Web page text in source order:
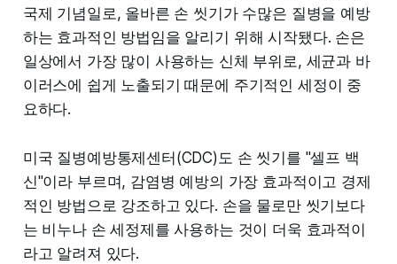
국제 기념일로, 올바른 손 씻기가 수많은 질병을 예방
하는 효과적인 방법임을 알리기 위해 시작됐다. 손은
일상에서 가장 많이 사용하는 신체 부위로, 세균과 바
이러스에 쉽게 노출되기 때문에 주기적인 세정이 중
요하다.
미국 질병예방통제센터(CDC)도 손 씻기를 "셀프 백
신"이라 부르며, 감염병 예방의 가장 효과적이고 경제
적인 방법으로 강조하고 있다. 손을 물로만 씻기보다
는 비누나 손 세정제를 사용하는 것이 더욱 효과적이
라고 알려져 있다.